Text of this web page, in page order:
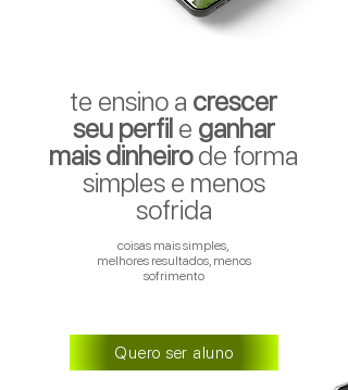
te ensino a crescer
seu perfile ganhar
mais dinheirode forma
simples e menos
sofrida
coisas mais simples,
melhores resultados, menos
sofrimento
Quero ser aluno